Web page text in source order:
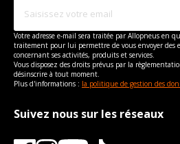
Votre adresse e-mail sera traitée par Allopneus en
traitement pour lui permettre de vous envoyer des
concernant ses activités, produits et services.
Vous disposez des droits prévus par la
désinscrire à tout moment.
Plus d'informations : la politique de gestion des
Suivez nous sur les réseaux